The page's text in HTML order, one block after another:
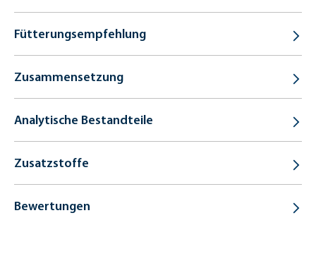
Fütterungsempfehlung
Zusammensetzung
Analytische Bestandteile
Zusatzstoffe
Bewertungen